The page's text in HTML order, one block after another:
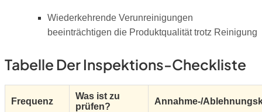
Wiederkehrende Verunreinigungen
beeinträchtigen die Produktqualität trotz Reinigung
Tabelle Der Inspektions-Checkliste
Frequenz
Was ist zu
prüfen?
Annahme-/